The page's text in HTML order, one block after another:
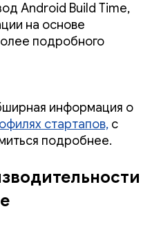
Android Build Time,
на основе
подробного
информация о
стартапов, с
подробнее.